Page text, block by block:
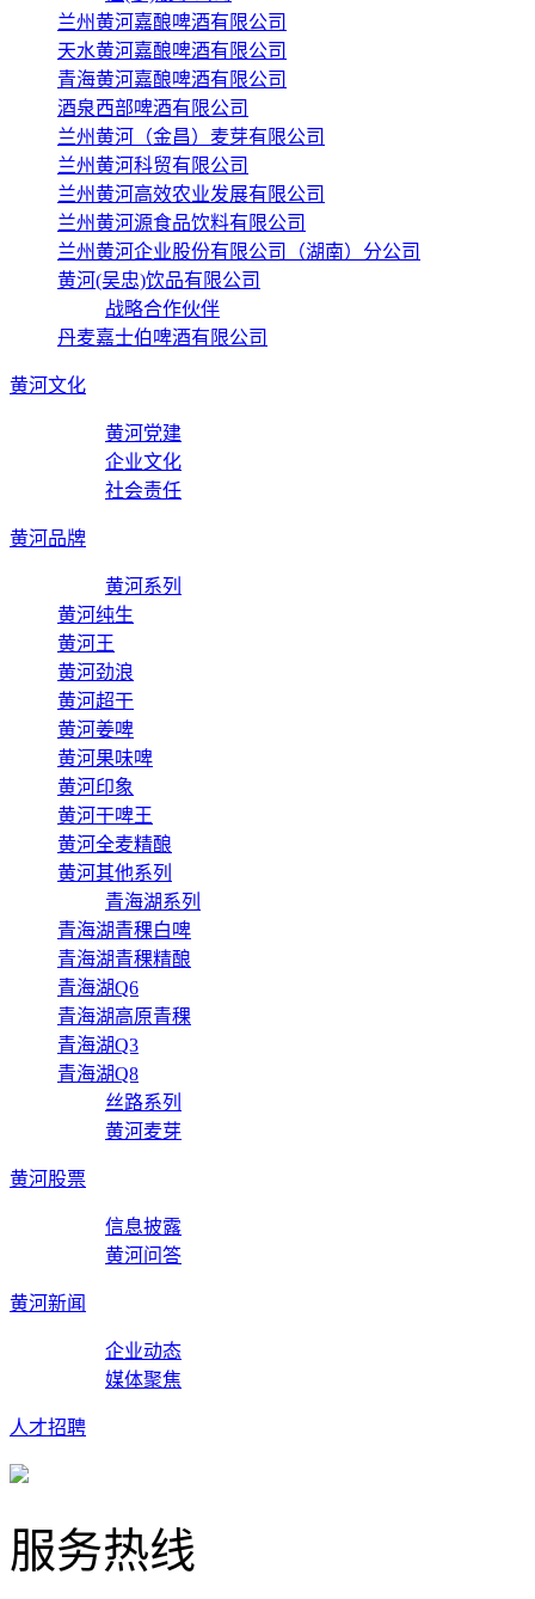
兰州黄河嘉酿啤酒有限公司
天水黄河嘉酿啤酒有限公司
青海黄河嘉酿啤酒有限公司
酒泉西部啤酒有限公司
兰州黄河（金昌）麦芽有限公司
兰州黄河科贸有限公司
兰州黄河高效农业发展有限公司
兰州黄河源食品饮料有限公司
兰州黄河企业股份有限公司（湖南）分公司
黄河(吴忠)饮品有限公司
战略合作伙伴
丹麦嘉士伯啤酒有限公司
黄河文化
黄河党建
企业文化
社会责任
黄河品牌
黄河系列
黄河纯生
黄河王
黄河劲浪
黄河超干
黄河姜啤
黄河果味啤
黄河印象
黄河干啤王
黄河全麦精酿
黄河其他系列
青海湖系列
青海湖青稞白啤
青海湖青稞精酿
青海湖Q6
青海湖高原青稞
青海湖Q3
青海湖Q8
丝路系列
黄河麦芽
黄河股票
信息披露
黄河问答
黄河新闻
企业动态
媒体聚焦
人才招聘
服务热线